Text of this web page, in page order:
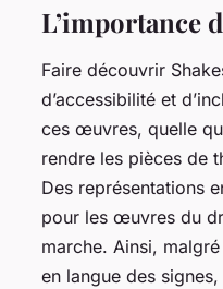
L’importance
Faire découvrir
d’accessibilité et
ces œuvres, quelle
rendre les pièces de
Des représentations
pour les œuvres du
marche. Ainsi,
en langue des